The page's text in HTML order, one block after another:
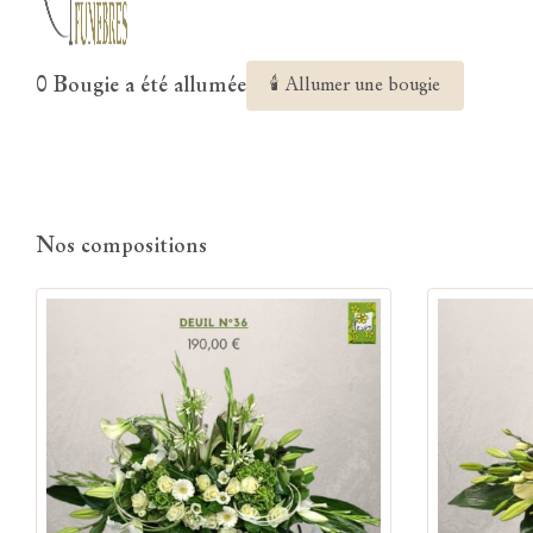
0 Bougie a été allumée 🕯 Allumer une bougie
Nos compositions